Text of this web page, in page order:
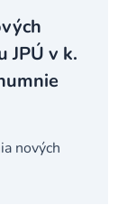
JPÚ v k.
nových